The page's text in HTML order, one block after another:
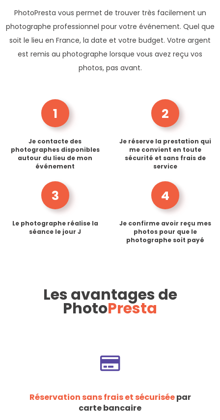
PhotoPresta vous permet de trouver très facilement un
photographe professionnel pour votre événement. Quel que
soit le lieu en France, la date et votre budget. Votre argent
est remis au photographe lorsque vous avez reçu vos
photos, pas avant.
1
Je contacte des
photographes disponibles
autour du lieu de mon
événement
2
Je réserve la prestation qui
me convient en toute
sécurité et sans frais de
service
3
Le photographe réalise la
séance le jour J
4
Je confirme avoir reçu mes
photos pour que le
photographe soit payé
Les avantages de
PhotoPresta
Réservation sans frais et sécuriséepar
carte bancaire